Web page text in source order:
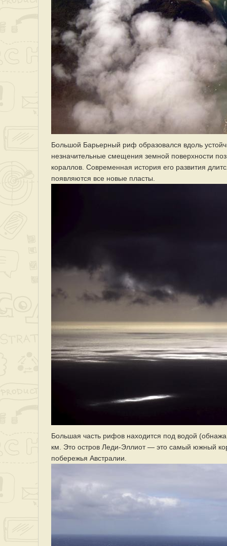
Большой Барьерный риф образовался вдоль
незначительные смещения земной поверхности
кораллов. Современная история его развития
появляются все новые пласты.
Большая часть рифов находится под водой
км. Это остров Леди-Эллиот — это самый южный
побережья Австралии.